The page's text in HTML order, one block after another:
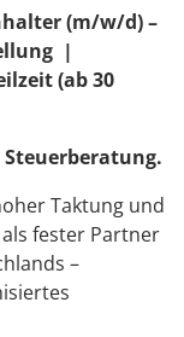
(m/w/d) –
|
(ab 30
Taktung und
fester Partner
–